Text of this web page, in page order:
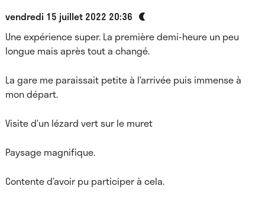
vendredi 15 juillet 2022 20:36
Une expérience super. La première demi-heure un peu
longue mais après tout a changé.
La gare me paraissait petite à l’arrivée puis immense à
mon départ.
Visite d’un lézard vert sur le muret
Paysage magnifique.
Contente d’avoir pu participer à cela.